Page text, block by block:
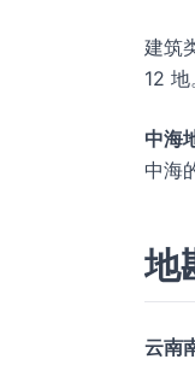
建筑
12
中海
中海
地
云南